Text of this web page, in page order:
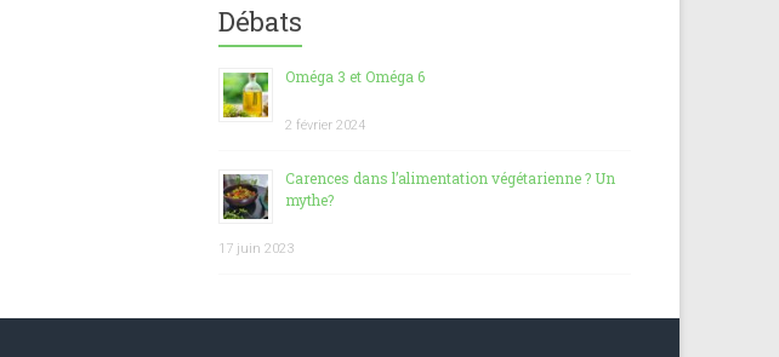
Débats
Oméga 3 et Oméga 6
2 février 2024
Carences dans l’alimentation végétarienne ? Un
mythe?
17 juin 2023